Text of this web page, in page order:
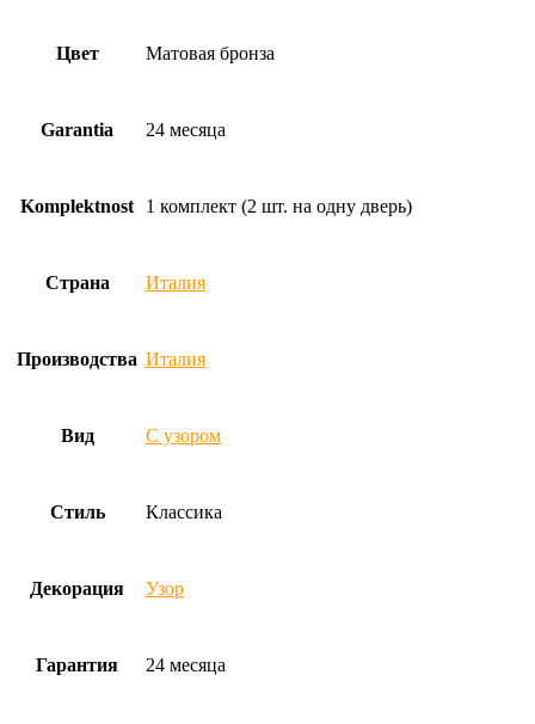
Цвет Матовая бронза
Garantia 24 месяца
Komplektnost 1 комплект (2 шт. на одну дверь)
Страна Италия
Производства Италия
Вид С узором
Стиль Классика
Декорация Узор
Гарантия 24 месяца